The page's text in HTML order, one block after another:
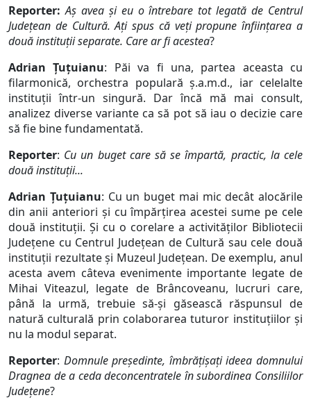
Reporter: Aș avea și eu o întrebare tot legată de Centrul
Județean de Cultură. Ați spus că veți propune înființarea a
două instituții separate. Care ar fi acestea?
Adrian Țuțuianu: Păi va fi una, partea aceasta cu
filarmonică, orchestra populară ș.a.m.d., iar celelalte
instituții într-un singură. Dar încă mă mai consult,
analizez diverse variante ca să pot să iau o decizie care
să fie bine fundamentată.
Reporter: Cu un buget care să se împartă, practic, la cele
două instituții...
Adrian Țuțuianu: Cu un buget mai mic decât alocările
din anii anteriori și cu împărțirea acestei sume pe cele
două instituții. Și cu o corelare a activităților Bibliotecii
Județene cu Centrul Județean de Cultură sau cele două
instituții rezultate și Muzeul Județean. De exemplu, anul
acesta avem câteva evenimente importante legate de
Mihai Viteazul, legate de Brâncoveanu, lucruri care,
până la urmă, trebuie să-și găsească răspunsul de
natură culturală prin colaborarea tuturor instituțiilor și
nu la modul separat.
Reporter: Domnule președinte, îmbrățișați ideea domnului
Dragnea de a ceda deconcentratele în subordinea Consiliilor
Județene?